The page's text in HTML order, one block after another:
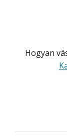
Hogyan